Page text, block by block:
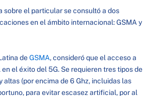
sobre el particular se consultó a dos
en el ámbito internacional: GSMA y
deGSMA, consideró que el acceso a
el éxito del 5G. Se requieren tres tipos de
altas (por encima de 6 Ghz, incluidas las
para evitar escasez artificial, por al